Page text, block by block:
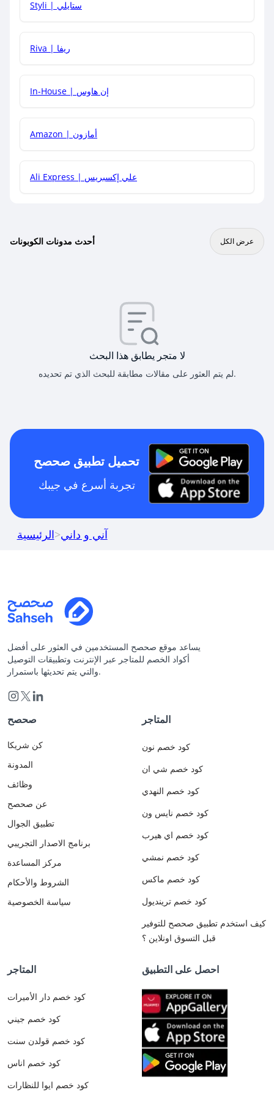
هل يمكنني جمع كود خصم مع العروض الأخرى؟
Styli | ستايلي
Riva | ريفا
In-House | إن هاوس
Amazon | أمازون
Ali Express | علي إكسبريس
أحدث مدونات الكوبونات عرض الكل
لا متجر يطابق هذا البحث
لم يتم العثور على مقالات مطابقة للبحث الذي تم تحديده.
تحميل تطبيق صحصح
تجربة أسرع في جيبك
الرئيسية>آني و داني
يساعد موقع صحصح المستخدمين في العثور على أفضل
أكواد الخصم للمتاجر عبر الإنترنت وتطبيقات التوصيل
والتي يتم تحديثها باستمرار.
صحصح
كن شريكا
المدونة
وظائف
عن صحصح
تطبيق الجوال
برنامج الاصدار التجريبي
مركز المساعدة
الشروط والأحكام
سياسة الخصوصية
المتاجر
كود خصم نون
كود خصم شي ان
كود خصم النهدي
كود خصم نايس ون
كود خصم اي هيرب
كود خصم نمشي
كود خصم ماكس
كود خصم ترينديول
كيف استخدم تطبيق صحصح للتوفير
قبل التسوق اونلاين ؟
المتاجر
كود خصم دار الأميرات
كود خصم جيني
كود خصم قولدن سنت
كود خصم اناس
كود خصم ايوا للنظارات
احصل على التطبيق